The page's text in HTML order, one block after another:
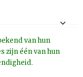
van hun
zijn één van hun